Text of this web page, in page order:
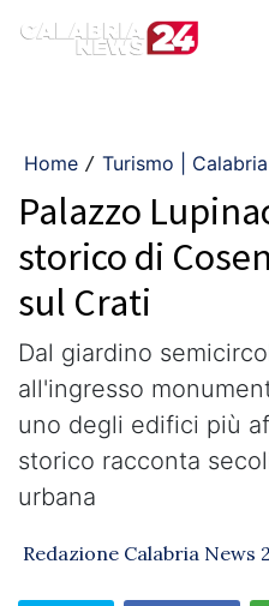
Home / Turismo |
Palazzo
storico di
sul Crati
Dal giardino
all'ingresso
uno degli edifici più
storico racconta
urbana
Redazione Calabria News